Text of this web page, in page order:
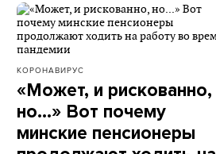
КОРОНАВИРУС
«Может, и рискованно,
но...» Вот почему
минские пенсионеры